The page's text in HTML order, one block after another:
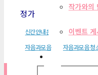
작가와의
이벤트
정가
신간안내문
자음과모음
자음과모음 청